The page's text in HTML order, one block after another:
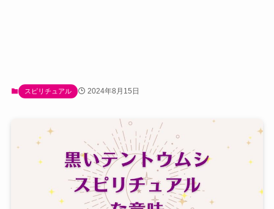
スピリチュアル 2024年8月15日